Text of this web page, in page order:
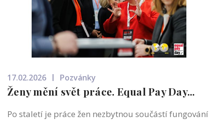
17.02.2026 Pozvánky
Ženy mění svět práce. Equal Pay Day...
Po staletí je práce žen nezbytnou součástí fungování